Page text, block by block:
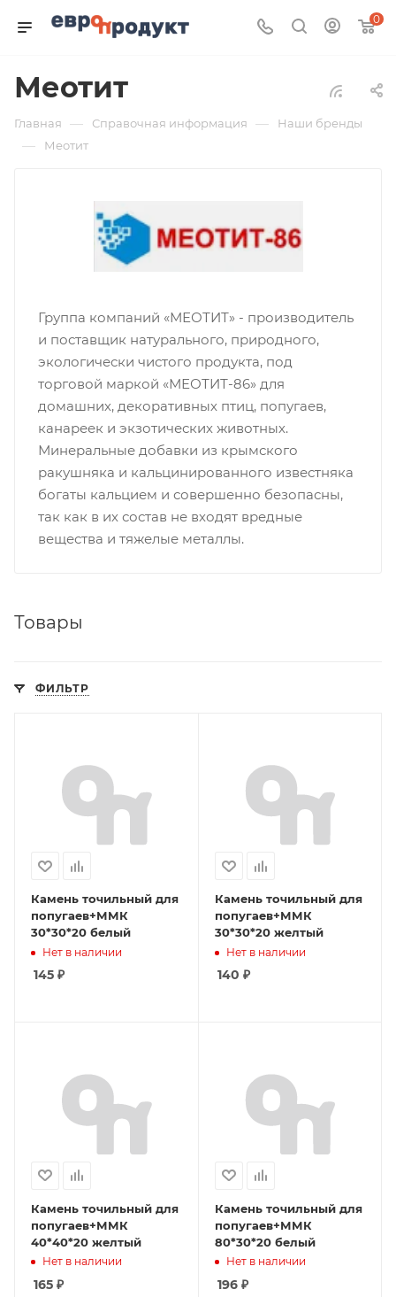
0
Меотит
Главная — Справочная информация — Наши бренды
— Меотит
Группа компаний «МЕОТИТ» - производитель
и поставщик натурального, природного,
экологически чистого продукта, под
торговой маркой «МЕОТИТ-86» для
домашних, декоративных птиц, попугаев,
канареек и экзотических животных.
Минеральные добавки из крымского
ракушняка и кальцинированного известняка
богаты кальцием и совершенно безопасны,
так как в их состав не входят вредные
вещества и тяжелые металлы.
Товары
ФИЛЬТР
Камень точильный для
попугаев+ММК
30*30*20 белый
Нет в наличии
145 ₽
Камень точильный для
попугаев+ММК
30*30*20 желтый
Нет в наличии
140 ₽
Камень точильный для
попугаев+ММК
40*40*20 желтый
Нет в наличии
165 ₽
Камень точильный для
попугаев+ММК
80*30*20 белый
Нет в наличии
196₽